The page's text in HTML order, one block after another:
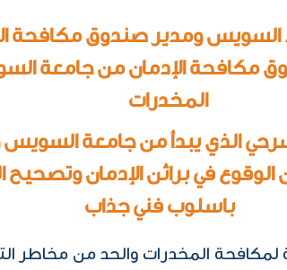
السويس ومدير صندوق مكافحة
مكافحة الإدمان من جامعة
المخدرات
الذي يبدأ من جامعة السويس
في براثن الإدمان وتصحيح
باسلوب فني جذاب